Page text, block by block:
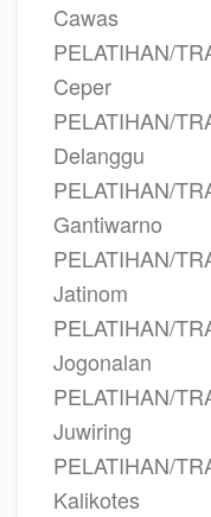
Cawas
PELATIHAN/
Ceper
PELATIHAN/
Delanggu
PELATIHAN/
Gantiwarno
PELATIHAN/
Jatinom
PELATIHAN/
Jogonalan
PELATIHAN/
Juwiring
PELATIHAN/
Kalikotes